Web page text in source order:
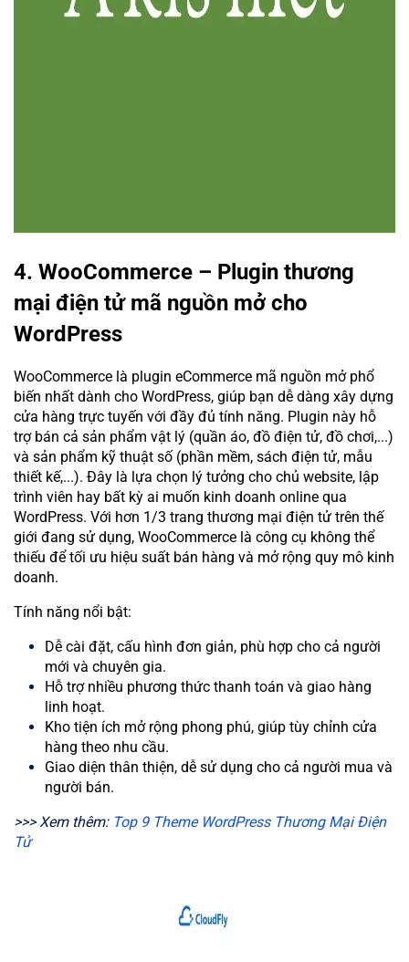
4. WooCommerce – Plugin thương
mại điện tử mã nguồn mở cho
WordPress
WooCommerce là plugin eCommerce mã nguồn mở phổ
biến nhất dành cho WordPress, giúp bạn dễ dàng xây dựng
cửa hàng trực tuyến với đầy đủ tính năng. Plugin này hỗ
trợ bán cả sản phẩm vật lý (quần áo, đồ điện tử, đồ chơi,...)
và sản phẩm kỹ thuật số (phần mềm, sách điện tử, mẫu
thiết kế,...). Đây là lựa chọn lý tưởng cho chủ website, lập
trình viên hay bất kỳ ai muốn kinh doanh online qua
WordPress. Với hơn 1/3 trang thương mại điện tử trên thế
giới đang sử dụng, WooCommerce là công cụ không thể
thiếu để tối ưu hiệu suất bán hàng và mở rộng quy mô kinh
doanh.
Tính năng nổi bật:
Dễ cài đặt, cấu hình đơn giản, phù hợp cho cả người
mới và chuyên gia.
Hỗ trợ nhiều phương thức thanh toán và giao hàng
linh hoạt.
Kho tiện ích mở rộng phong phú, giúp tùy chỉnh cửa
hàng theo nhu cầu.
Giao diện thân thiện, dễ sử dụng cho cả người mua và
người bán.
>>> Xem thêm: Top 9 Theme WordPress Thương Mại Điện
Tử